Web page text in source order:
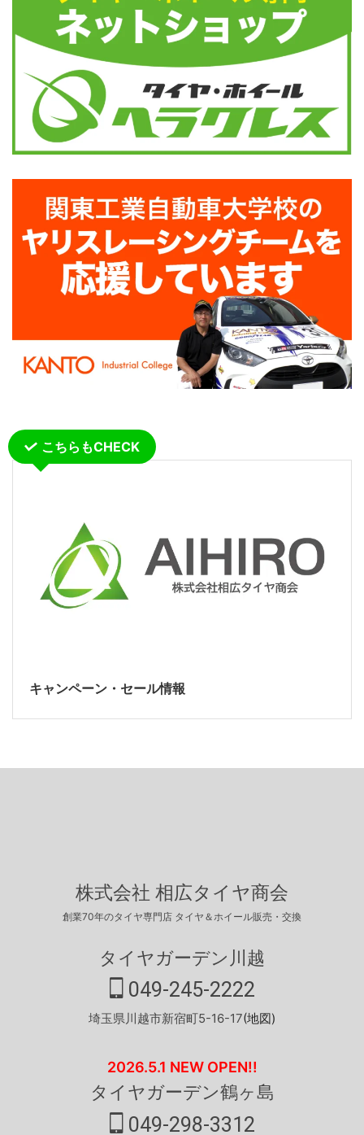
こちらもCHECK
キャンペーン・セール情報
株式会社 相広タイヤ商会
創業70年のタイヤ専門店 タイヤ＆ホイール販売・交換
タイヤガーデン川越
049-245-2222
埼玉県川越市新宿町5-16-17(地図)
2026.5.1 NEW OPEN!!
タイヤガーデン鶴ヶ島
049-298-3312